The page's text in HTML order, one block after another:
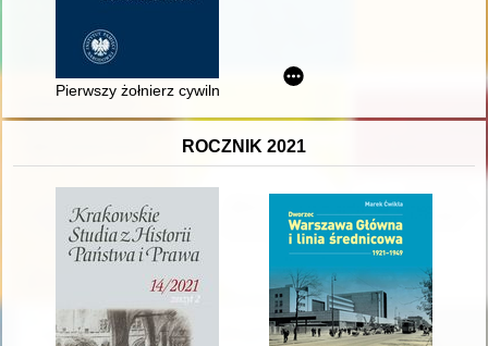
Pierwszy żołnierz cywilnego frontu : kolej i kolejarze na Śląsku
ROCZNIK 2021